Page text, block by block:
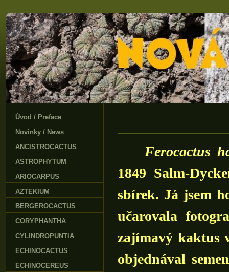
Ferocactus
1849 Salm-
sbírek. Já jsem
učarovala
zajímavý kaktus
objednával
Úvod / Preface
Novinky / News
ANCISTROCACTUS
ASTROPHYTUM
ARIOCARPUS
AZTEKIUM
BERGEROCACTUS
CORYPHANTHA
CYLINDROPUNTIA
ECHINOCACTUS
ECHINOCEREUS